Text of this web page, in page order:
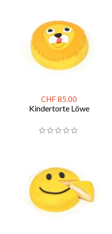
CHF 85.00
Kindertorte Löwe